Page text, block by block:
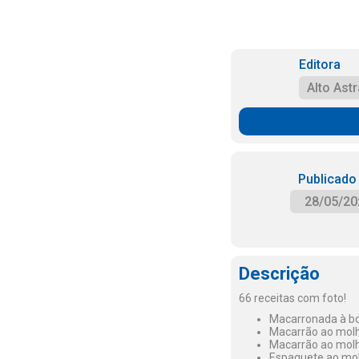
Editora
Alto
28/05/
Descrição
66 receitas com foto!
Macarronada à
Macarrão ao
Macarrão ao